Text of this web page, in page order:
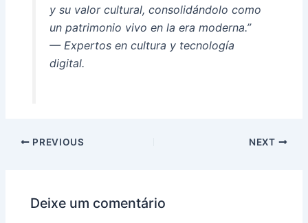
y su valor cultural, consolidándolo como
un patrimonio vivo en la era moderna.”
— Expertos en cultura y tecnología
digital.
PREVIOUS NEXT
Deixe um comentário